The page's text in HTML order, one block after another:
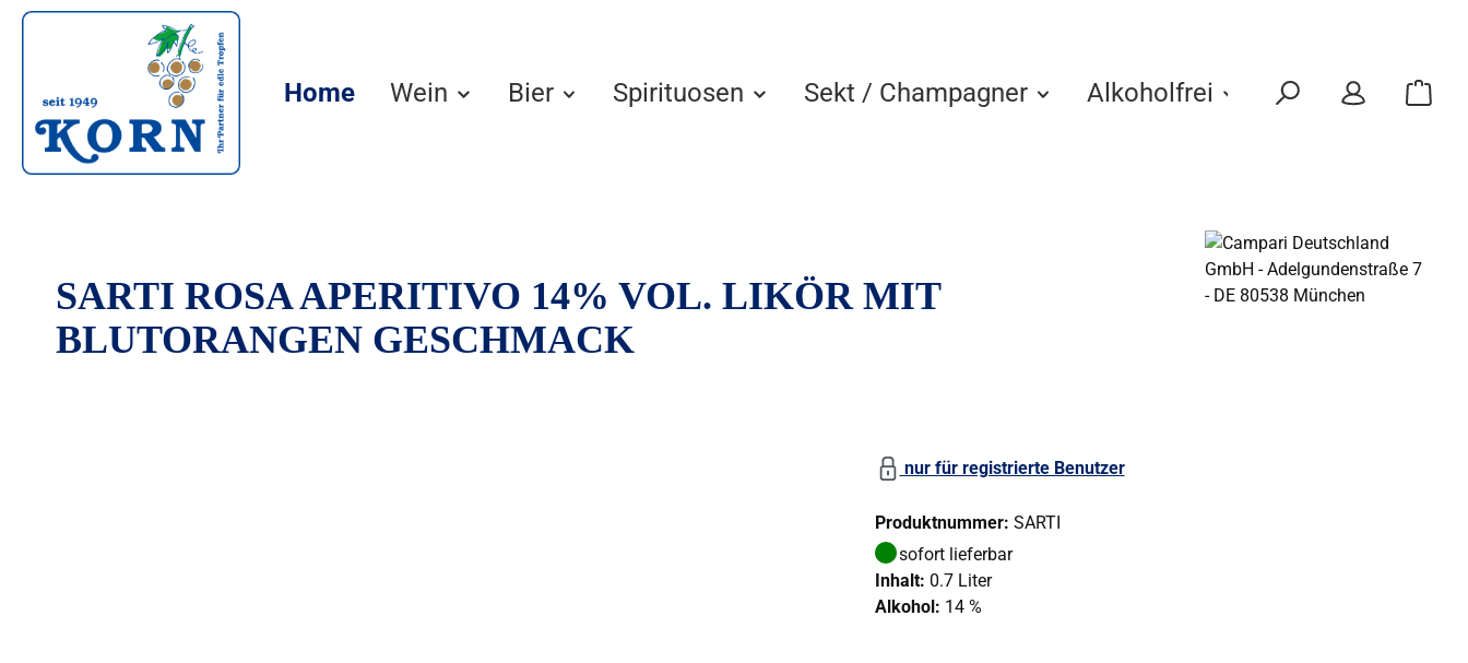
Zur Hauptnavigation springen
Home Wein Bier Spirituosen Sekt / Champagner Alkoholfrei Eigenmarken
SARTI ROSA APERITIVO 14% VOL. LIKÖR MIT
BLUTORANGEN GESCHMACK
nur für registrierte Benutzer
Produktnummer: SARTI
sofort lieferbar
Inhalt: 0.7 Liter
Alkohol: 14 %